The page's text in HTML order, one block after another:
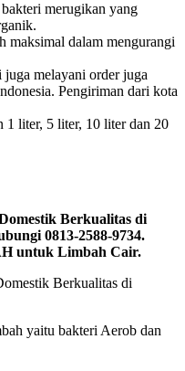
merugikan yang
maksimal dalam mengurangi
melayani order juga
Pengiriman dari kota
1 liter, 5 liter, 10 liter dan 20
Berkualitas di
0813-2588-9734.
untuk Limbah Cair.
yaitu bakteri Aerob dan